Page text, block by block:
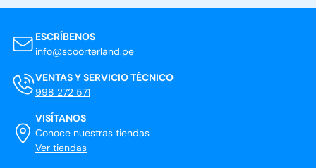
ESCRÍBENOS
info@scoorterland.pe
VENTAS Y SERVICIO TÉCNICO
998 272 571
VISÍTANOS
Conoce nuestras tiendas
Ver tiendas